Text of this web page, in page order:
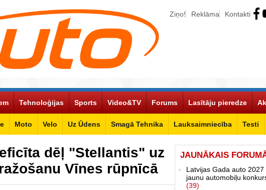
Ziņo! Reklāma Kontakti
Moto Velo Uz Ūdens Smagā Tehnika Lauksaimniecība Testi
Tehnoloģijas Sports Video&TV Forums Lasītāju pieredze
dēļ "Stellantis" uz
Vīnes rūpnīcā
JAUNĀKAIS
Latvijas Gada auto 2027
jaunu automobiļu
(39)